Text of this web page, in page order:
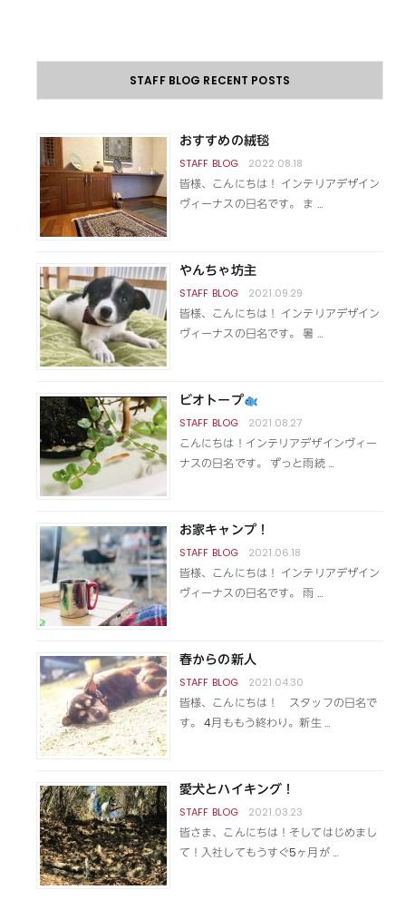
STAFF BLOG RECENT POSTS
おすすめの絨毯
2022.08.18
皆様、こんにちは！ インテリアデザイン
ヴィーナスの日名です。 ま …
やんちゃ坊主
2021.09.29
皆様、こんにちは！ インテリアデザイン
ヴィーナスの日名です。 暑 …
ビオトープ
2021.08.27
こんにちは！インテリアデザインヴィー
ナスの日名です。 ずっと雨続 …
お家キャンプ！
2021.06.18
皆様、こんにちは！ インテリアデザイン
ヴィーナスの日名です。 雨 …
春からの新人
2021.04.30
皆様、こんにちは！ スタッフの日名で
す。 4月ももう終わり。新生 …
愛犬とハイキング！
2021.03.23
皆さま、こんにちは！そしてはじめまし
て！入社してもうすぐ5ヶ月が …